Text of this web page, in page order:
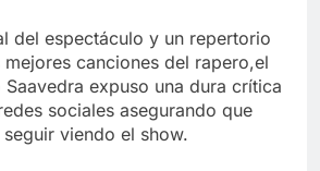
del espectáculo y un repertorio
canciones del rapero,el
expuso una dura crítica
sociales asegurando que
viendo el show.